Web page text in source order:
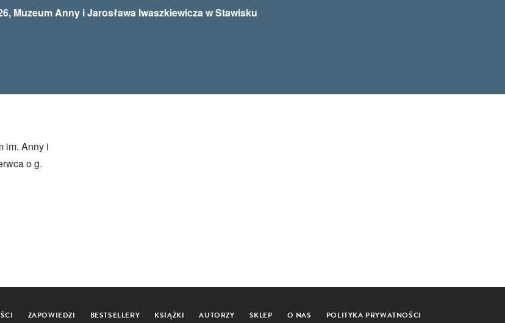
Muzeum Anny i Jarosława Iwaszkiewicza w Stawisku
im. Anny i
o g.
ZAPOWIEDZI BESTSELLERY KSIĄŻKI AUTORZY SKLEP O NAS POLITYKA PRYWATNOŚCI